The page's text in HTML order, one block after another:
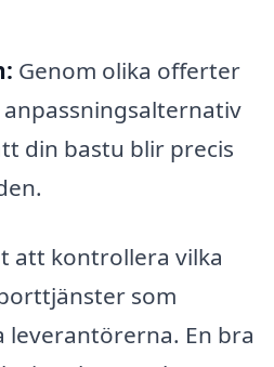
Genom olika offerter
anpassningsalternativ
din bastu blir precis
att kontrollera vilka
som
leverantörerna. En bra